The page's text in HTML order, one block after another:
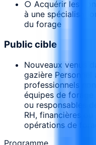
○ Acquérir les
à une
du forage
Public cible
Nouveaux venus
gazière
professionnels
équipes de
ou responsables
RH, financières
opérations de
Programme